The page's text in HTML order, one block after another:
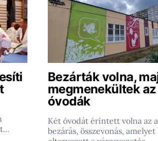
t…
Bezárták volna,
megmenekültek az
óvodák
Két óvodát érintett volna az a
bezárás, összevonás, amelyet